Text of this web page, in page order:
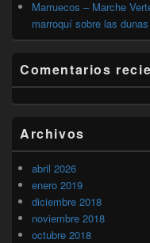
Marruecos – Marche
marroquí sobre las
Comentarios
Archivos
abril 2026
enero 2019
diciembre 2018
noviembre 2018
octubre 2018